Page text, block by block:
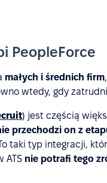
PeopleForce
małych i średnich firm
wtedy, gdy
) jest częścią
przechodzi on z
taki typ integracji,
ATS nie potrafi tego